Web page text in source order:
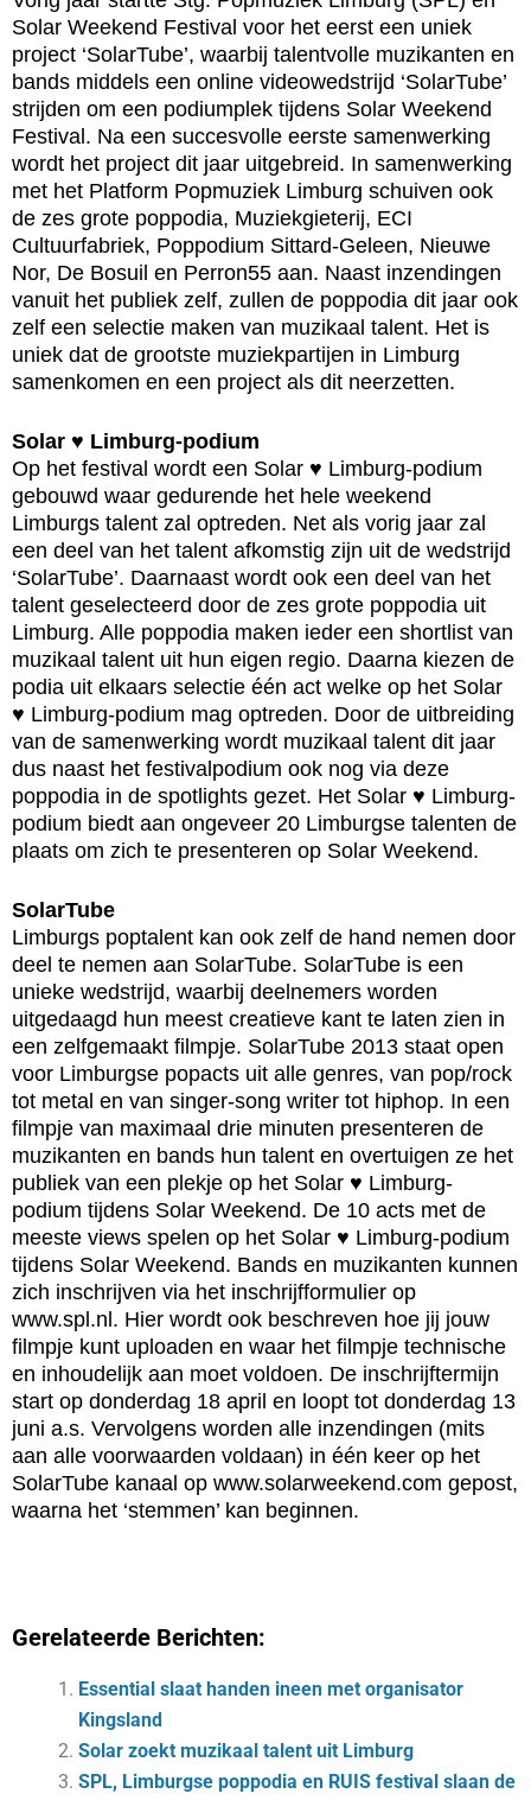
Solar Weekend Festival voor het eerst een uniek
project ‘SolarTube’, waarbij talentvolle muzikanten en
bands middels een online videowedstrijd ‘SolarTube’
strijden om een podiumplek tijdens Solar Weekend
Festival. Na een succesvolle eerste samenwerking
wordt het project dit jaar uitgebreid. In samenwerking
met het Platform Popmuziek Limburg schuiven ook
de zes grote poppodia, Muziekgieterij, ECI
Cultuurfabriek, Poppodium Sittard-Geleen, Nieuwe
Nor, De Bosuil en Perron55 aan. Naast inzendingen
vanuit het publiek zelf, zullen de poppodia dit jaar ook
zelf een selectie maken van muzikaal talent. Het is
uniek dat de grootste muziekpartijen in Limburg
samenkomen en een project als dit neerzetten.
Solar ♥ Limburg-podium
Op het festival wordt een Solar ♥ Limburg-podium
gebouwd waar gedurende het hele weekend
Limburgs talent zal optreden. Net als vorig jaar zal
een deel van het talent afkomstig zijn uit de wedstrijd
‘SolarTube’. Daarnaast wordt ook een deel van het
talent geselecteerd door de zes grote poppodia uit
Limburg. Alle poppodia maken ieder een shortlist van
muzikaal talent uit hun eigen regio. Daarna kiezen de
podia uit elkaars selectie één act welke op het Solar
♥ Limburg-podium mag optreden. Door de uitbreiding
van de samenwerking wordt muzikaal talent dit jaar
dus naast het festivalpodium ook nog via deze
poppodia in de spotlights gezet. Het Solar ♥ Limburg-
podium biedt aan ongeveer 20 Limburgse talenten de
plaats om zich te presenteren op Solar Weekend.
SolarTube
Limburgs poptalent kan ook zelf de hand nemen door
deel te nemen aan SolarTube. SolarTube is een
unieke wedstrijd, waarbij deelnemers worden
uitgedaagd hun meest creatieve kant te laten zien in
een zelfgemaakt filmpje. SolarTube 2013 staat open
voor Limburgse popacts uit alle genres, van pop/rock
tot metal en van singer-song writer tot hiphop. In een
filmpje van maximaal drie minuten presenteren de
muzikanten en bands hun talent en overtuigen ze het
publiek van een plekje op het Solar ♥ Limburg-
podium tijdens Solar Weekend. De 10 acts met de
meeste views spelen op het Solar ♥ Limburg-podium
tijdens Solar Weekend. Bands en muzikanten kunnen
zich inschrijven via het inschrijfformulier op
www.spl.nl. Hier wordt ook beschreven hoe jij jouw
filmpje kunt uploaden en waar het filmpje technische
en inhoudelijk aan moet voldoen. De inschrijftermijn
start op donderdag 18 april en loopt tot donderdag 13
juni a.s. Vervolgens worden alle inzendingen (mits
aan alle voorwaarden voldaan) in één keer op het
SolarTube kanaal op www.solarweekend.com gepost,
waarna het ‘stemmen’ kan beginnen.
Gerelateerde Berichten:
Essential slaat handen ineen met organisator
Kingsland
Solar zoekt muzikaal talent uit Limburg
SPL, Limburgse poppodia en RUIS festival slaan de